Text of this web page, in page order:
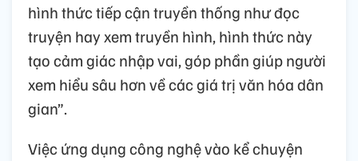
hình thức tiếp cận truyền thống như đọc
truyện hay xem truyền hình, hình thức này
tạo cảm giác nhập vai, góp phần giúp người
xem hiểu sâu hơn về các giá trị văn hóa dân
gian”.
Việc ứng dụng công nghệ vào kể chuyện